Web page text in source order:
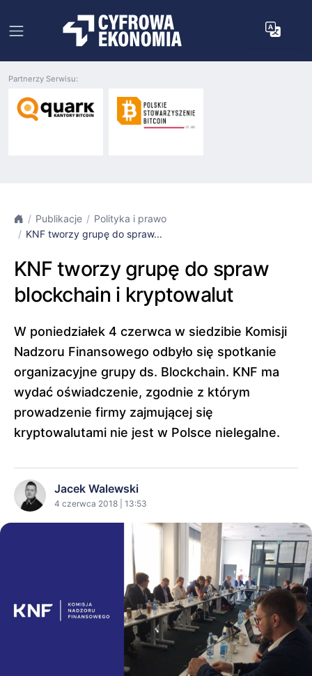
Partnerzy Serwisu:
Publikacje
Polityka i prawo
KNF tworzy grupę do spraw...
KNF tworzy grupę do spraw
blockchain i kryptowalut
W poniedziałek 4 czerwca w siedzibie Komisji
Nadzoru Finansowego odbyło się spotkanie
organizacyjne grupy ds. Blockchain. KNF ma
wydać oświadczenie, zgodnie z którym
prowadzenie firmy zajmującej się
kryptowalutami nie jest w Polsce nielegalne.
Jacek Walewski
4 czerwca 2018 | 13:53